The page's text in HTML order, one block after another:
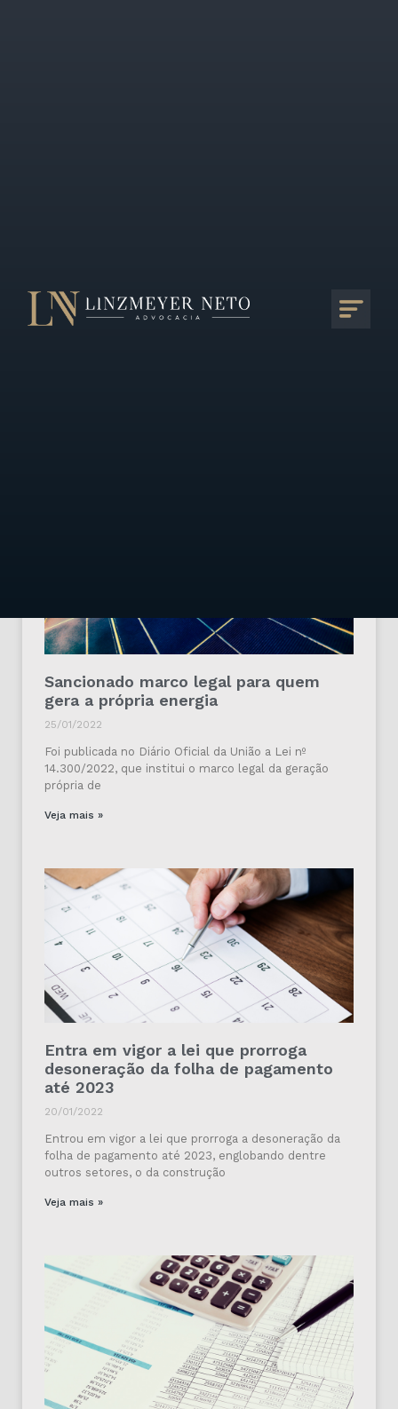
Diferencial de Alíquota (Difal)
Sancionado marco legal para quem
gera a própria energia
25/01/2022
Foi publicada no Diário Oficial da União a Lei nº
14.300/2022, que institui o marco legal da geração
própria de
Veja mais »
Entra em vigor a lei que prorroga
desoneração da folha de pagamento
até 2023
20/01/2022
Entrou em vigor a lei que prorroga a desoneração da
folha de pagamento até 2023, englobando dentre
outros setores, o da construção
Veja mais »